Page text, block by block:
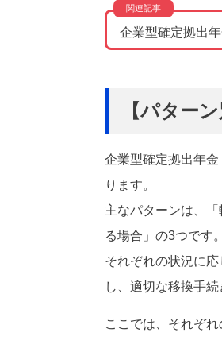
企業型確定拠出
【パター
企業型確定拠出年
ります。
主なパターンは、
る場合」の3つです。
それぞれの状況に
し、適切な移換手
ここでは、それぞ